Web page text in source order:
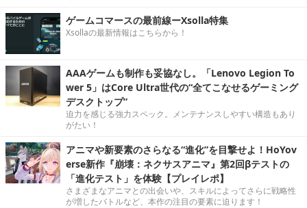
ゲームコマースの最前線ーXsolla特集
Xsollaの最新情報はこちらから！
AAAゲームも制作も妥協なし。「Lenovo Legion To
wer 5」はCore Ultra世代の“全てこなせるゲーミング
デスクトップ”
迫力を感じる強力スペック。メンテナンスしやすい構造もあり
がたい！
アニマや新要素のさらなる“進化”を目撃せよ！HoYov
erse新作『崩壊：ネクサスアニマ』第2回βテストの
「進化テスト」を体験【プレイレポ】
さまざまなアニマとの出会いや、スキルによってさらに戦略性
が増したバトルなど、本作の注目の要素に迫ります！